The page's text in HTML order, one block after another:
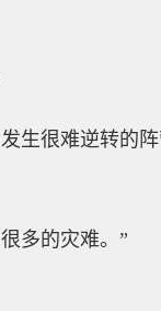
生很难逆转的
多的灾难。”